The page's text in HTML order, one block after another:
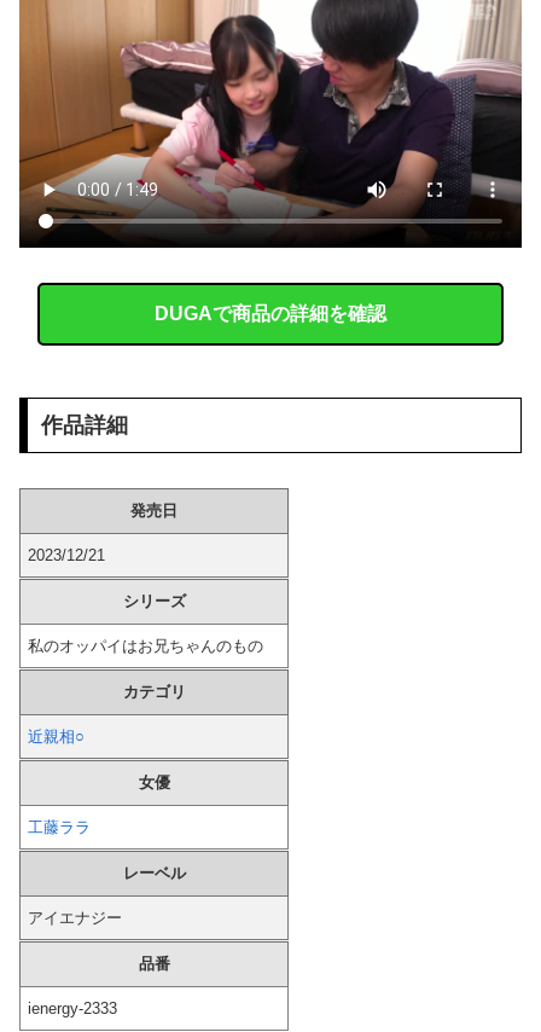
【画像】 北海道、推定300kgのヒグマ登場ｗｗｗｗｗｗｗｗｗｗｗｗｗｗｗｗｗｗｗｗ
【私はあなたの味方】 交際歴ゼロの同級生宅に唐揚げや文庫本を20回以上届けた24歳女を逮捕
年間売上が16億4000万円を超える「1人事業者」がAIの支援を受けて2年で約3倍に急増
韓国人「SKハイニックスが10%台の暴落！外国人投資家と機関が売り越しを仕掛けコスピが4%を超える大幅な下落‥」
【画像】 会社の女がお○ぱい強調しすぎなんだけどｗｗｗ
専門家「日本車はダサい、見てて恥ずかしい」
【画像】 アイナジエンドさん、お尻が性的すぎた件ｗｗｗｗｗｗ
有吉弘行さん、Xで謎の芸人リストを公開する
窓に座ってオナ○ーしているギャルがイって満足したようだｗｗｗ
DUGAで商品の詳細を確認
作品詳細
発売日
2023/12/21
シリーズ
私のオッパイはお兄ちゃんのもの
カテゴリ
近親相○
女優
工藤ララ
レーベル
アイエナジー
品番
ienergy-2333